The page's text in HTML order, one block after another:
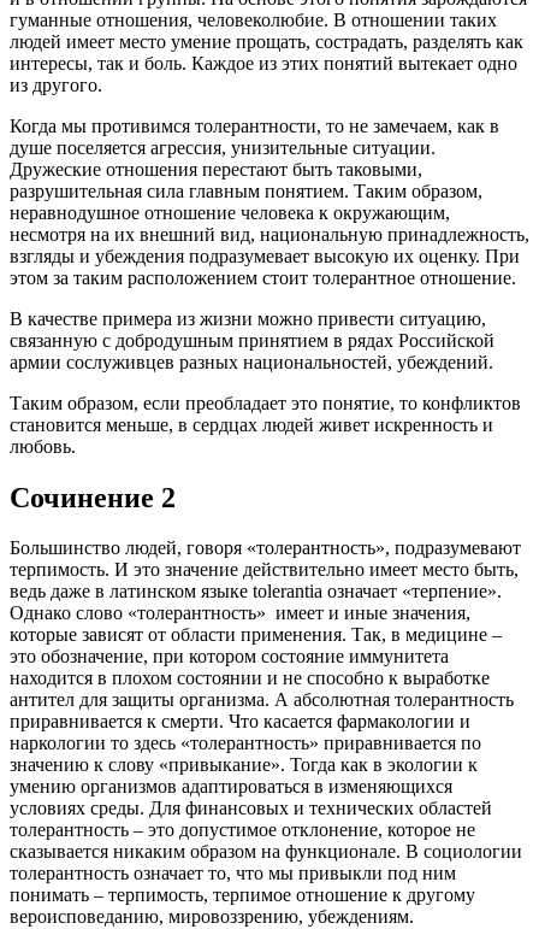
гуманные отношения, человеколюбие. В отношении таких
людей имеет место умение прощать, сострадать, разделять как
интересы, так и боль. Каждое из этих понятий вытекает одно
из другого.
Когда мы противимся толерантности, то не замечаем, как в
душе поселяется агрессия, унизительные ситуации.
Дружеские отношения перестают быть таковыми,
разрушительная сила главным понятием. Таким образом,
неравнодушное отношение человека к окружающим,
несмотря на их внешний вид, национальную принадлежность,
взгляды и убеждения подразумевает высокую их оценку. При
этом за таким расположением стоит толерантное отношение.
В качестве примера из жизни можно привести ситуацию,
связанную с добродушным принятием в рядах Российской
армии сослуживцев разных национальностей, убеждений.
Таким образом, если преобладает это понятие, то конфликтов
становится меньше, в сердцах людей живет искренность и
любовь.
Сочинение 2
Большинство людей, говоря «толерантность», подразумевают
терпимость. И это значение действительно имеет место быть,
ведь даже в латинском языке tolerantia означает «терпение».
Однако слово «толерантность» имеет и иные значения,
которые зависят от области применения. Так, в медицине –
это обозначение, при котором состояние иммунитета
находится в плохом состоянии и не способно к выработке
антител для защиты организма. А абсолютная толерантность
приравнивается к смерти. Что касается фармакологии и
наркологии то здесь «толерантность» приравнивается по
значению к слову «привыкание». Тогда как в экологии к
умению организмов адаптироваться в изменяющихся
условиях среды. Для финансовых и технических областей
толерантность – это допустимое отклонение, которое не
сказывается никаким образом на функционале. В социологии
толерантность означает то, что мы привыкли под ним
понимать – терпимость, терпимое отношение к другому
вероисповеданию, мировоззрению, убеждениям.